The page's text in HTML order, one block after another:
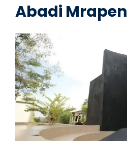
Abadi Mrapen